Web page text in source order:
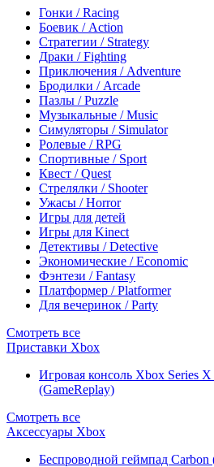
Гонки / Racing
Боевик / Action
Стратегии / Strategy
Драки / Fighting
Приключения / Adventure
Бродилки / Arcade
Пазлы / Puzzle
Музыкальные / Music
Симуляторы / Simulator
Ролевые / RPG
Спортивные / Sport
Квест / Quest
Стрелялки / Shooter
Ужасы / Horror
Игры для детей
Игры для Kinect
Детективы / Detective
Экономические / Economic
Фэнтези / Fantasy
Платформер / Platformer
Для вечеринок / Party
Смотреть все
Приставки Xbox
Игровая консоль Xbox Series
(GameReplay)
Смотреть все
Аксессуары Xbox
Беспроводной геймпад